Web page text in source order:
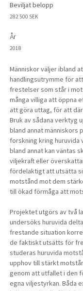
Beviljat belopp
282 500 SEK
År
2018
Människor väljer ibland
handlingsutrymme för
frestelser som står i
många villiga att öppna
att göra uttag, för att
Bruk av sådana verktyg
bland annat människors
forskning kring
bland annat kan väntas
viljekraft eller
fördelaktigt att utsätta
motstånd mot dem
till ökad förmåga att
Projektet utgörs av två
undersöks huruvida
frestande situation
de faktiskt utsätts för
studeras huruvida
upphov till stärkt
genom att utfallet i den
egna viljestyrkan. Båda